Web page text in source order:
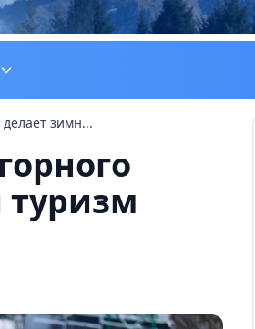
делает зимн...
туризм